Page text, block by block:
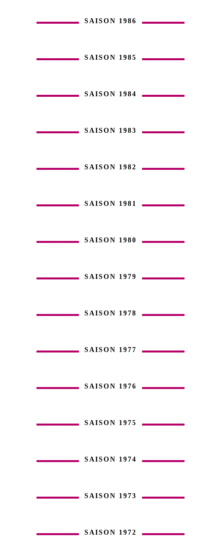
SAISON 1986
SAISON 1985
SAISON 1984
SAISON 1983
SAISON 1982
SAISON 1981
SAISON 1980
SAISON 1979
SAISON 1978
SAISON 1977
SAISON 1976
SAISON 1975
SAISON 1974
SAISON 1973
SAISON 1972